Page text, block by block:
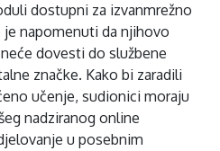
dostupni za izvanmrežno
je napomenuti da njihovo
dovesti do službene
značke. Kako bi zaradili
učenje, sudionici moraju
nadziranog online
u posebnim